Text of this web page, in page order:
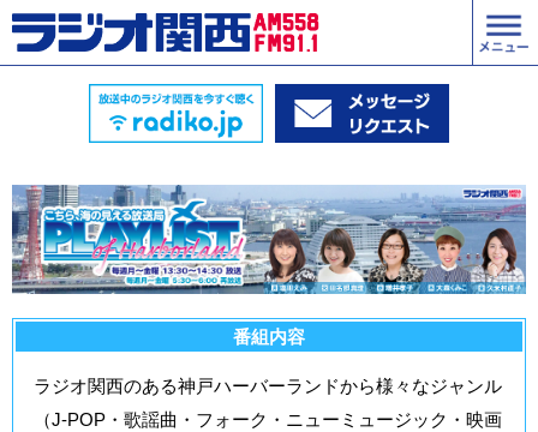
番組内容
ラジオ関西のある神戸ハーバーランドから様々なジャンル
（J-POP・歌謡曲・フォーク・ニューミュージック・映画